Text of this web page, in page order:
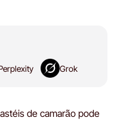
Grok
de camarão pode